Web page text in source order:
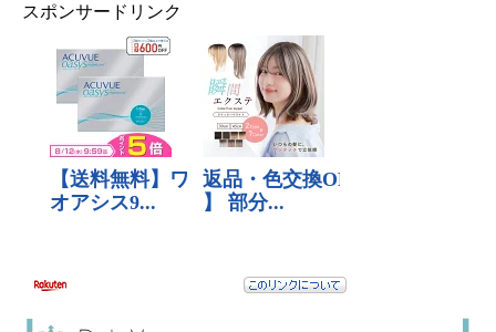
スポンサードリンク